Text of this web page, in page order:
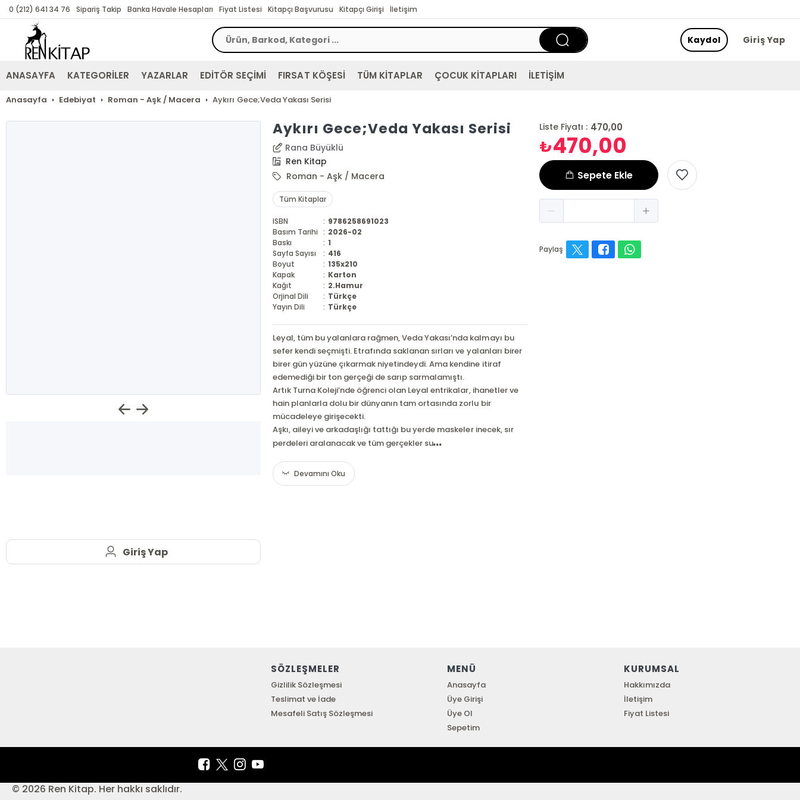
0 (212) 641 34 76 Sipariş Takip Banka Havale Hesapları Fiyat Listesi Kitapçı Başvurusu Kitapçı Girişi İletişim
Giriş Yap
Kaydol
ANASAYFA KATEGORİLER YAZARLAR EDİTÖR SEÇİMİ FIRSAT KÖŞESİ TÜM KİTAPLAR ÇOCUK KİTAPLARI İLETİŞİM
Anasayfa Edebiyat Roman - Aşk / Macera Aykırı Gece;Veda Yakası Serisi
Aykırı Gece;Veda Yakası Serisi
Rana Büyüklü
Ren Kitap
Roman - Aşk / Macera
Tüm Kitaplar
ISBN : 9786258691023
Basım Tarihi : 2026-02
Baskı
: 1
Sayfa Sayısı
: 416
Boyut
: 135x210
Kapak
: Karton
Kağıt
: 2.Hamur
Orjinal Dili
: Türkçe
Yayın Dili
: Türkçe
Leyal, tüm bu yalanlara rağmen, Veda Yakası’nda kalmayı bu
sefer kendi seçmişti. Etrafında saklanan sırları ve yalanları birer
birer gün yüzüne çıkarmak niyetindeydi. Ama kendine itiraf
edemediği bir ton gerçeği de sarıp sarmalamıştı.
Artık Turna Koleji’nde öğrenci olan Leyal entrikalar, ihanetler ve
hain planlarla dolu bir dünyanın tam ortasında zorlu bir
mücadeleye girişecekti.
Aşkı, aileyi ve arkadaşlığı tattığı bu yerde maskeler inecek, sır
perdeleri aralanacak ve tüm gerçekler su...
Devamını Oku
Liste Fiyatı : 470,00
₺470,00
Sepete Ekle
Paylaş
Giriş Yap
SÖZLEŞMELER
Gizlilik Sözleşmesi
Teslimat ve İade
Mesafeli Satış Sözleşmesi
MENÜ
Anasayfa
Üye Girişi
Üye Ol
Sepetim
KURUMSAL
Hakkımızda
İletişim
Fiyat Listesi
© 2026 Ren Kitap. Her hakkı saklıdır.